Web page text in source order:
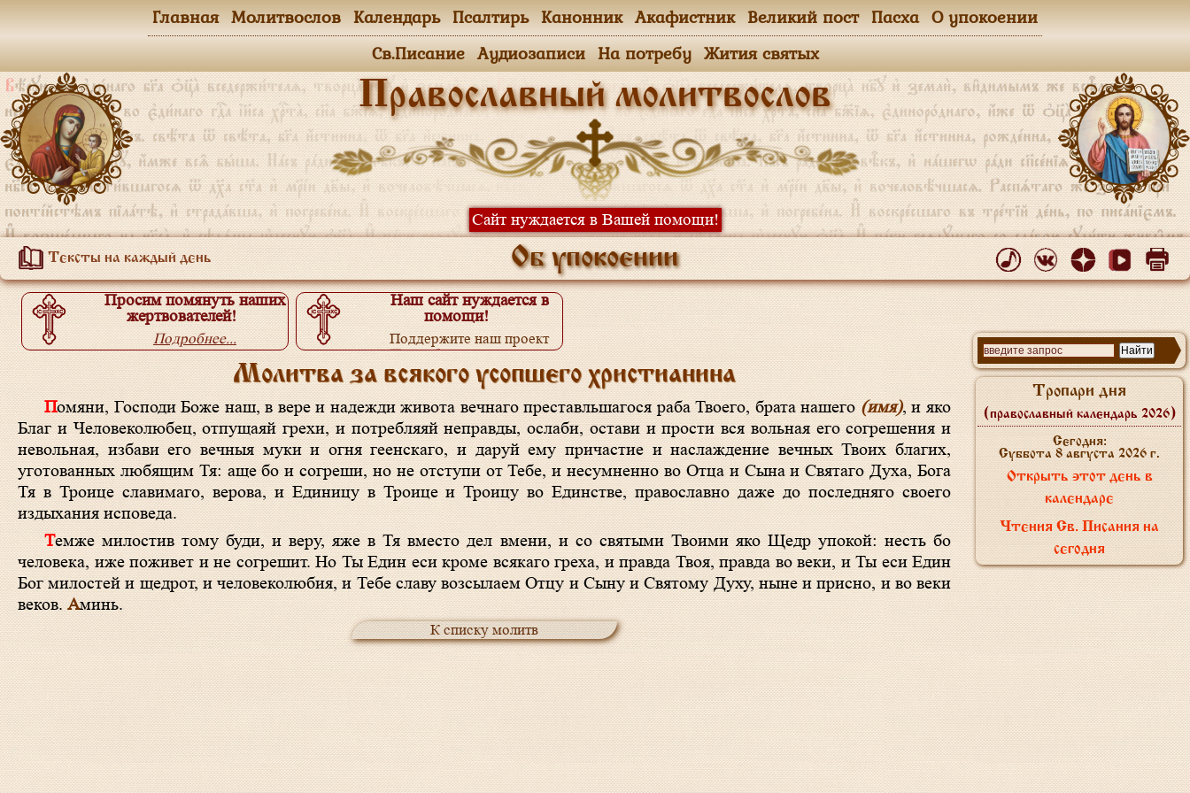
Православный молитвослов
Сайт нуждается в Вашей помощи!
Тексты на каждый день Об упокоении
Главная Молитвослов Календарь Псалтирь Канонник Акафистник Великий пост Пасха О упокоении
Св.Писание Аудиозаписи На потребу Жития святых
Просим помянуть наших
жертвователей!
Подробнее...
Наш сайт нуждается в
помощи!
Поддержите наш проект
Подробнее...
Молитва за всякого усопшего христианина
Помяни, Господи Боже наш, в вере и надежди живота вечнаго преставльшагося раба Твоего, брата нашего(имя), и яко
Благ и Человеколюбец, отпущаяй грехи, и потребляяй неправды, ослаби, остави и прости вся вольная его согрешения и
невольная, избави его вечныя муки и огня геенскаго, и даруй ему причастие и наслаждение вечных Твоих благих,
уготованных любящим Тя: аще бо и согреши, но не отступи от Тебе, и несумненно во Отца и Сына и Святаго Духа, Бога
Тя в Троице славимаго, верова, и Единицу в Троице и Троицу во Единстве, православно даже до последняго своего
издыхания исповеда.
Темже милостив тому буди, и веру, яже в Тя вместо дел вмени, и со святыми Твоими яко Щедр упокой: несть бо
человека, иже поживет и не согрешит. Но Ты Един еси кроме всякаго греха, и правда Твоя, правда во веки, и Ты еси Един
Бог милостей и щедрот, и человеколюбия, и Тебе славу возсылаем Отцу и Сыну и Святому Духу, ныне и присно, и во веки
веков.Аминь.
К списку молитв
Тропари дня
(православный календарь 2026)
Сегодня:
Суббота 8 августа 2026 г.
Открыть этот день в
календаре
Чтения Св. Писания на
сегодня